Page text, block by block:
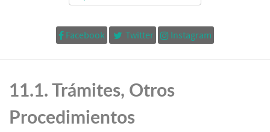
Facebook Twitter Instagram
11.1. Trámites, Otros
Procedimientos